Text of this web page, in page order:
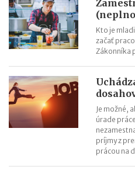
Kto je
začať
Zákonníka
Je možné,
úrade
príjmy z
prácou na